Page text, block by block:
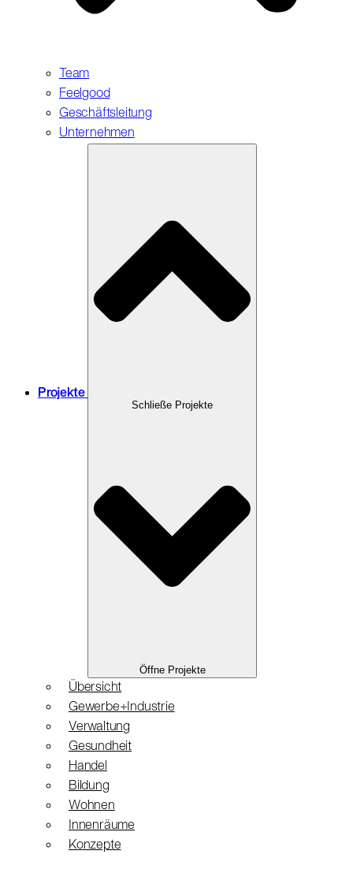
Team
Feelgood
Geschäftsleitung
Unternehmen
Projekte
Schließe Projekte
Öffne Projekte
Übersicht
Gewerbe+Industrie
Verwaltung
Gesundheit
Handel
Bildung
Wohnen
Innenräume
Konzepte